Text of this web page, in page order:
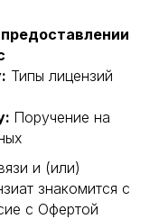
Типы лицензий
Поручение на
и (или)
знакомится с
с Офертой